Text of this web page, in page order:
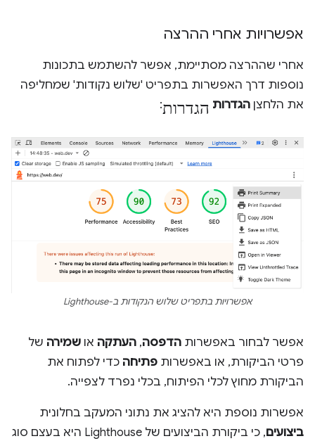
אפשרויות אחרי ההרצה
אחרי שההרצה מסתיימת, אפשר להשתמש בתכונות
נוספות דרך האפשרות בתפריט 'שלוש נקודות' שמחליפה
את הלחצן הגדרות הגדרות:
אפשרויות בתפריט שלוש הנקודות ב-Lighthouse
אפשר לבחור באפשרות הדפסה, העתקה או שמירה של
פרטי הביקורת, או באפשרות פתיחה כדי לפתוח את
הביקורת מחוץ לכלי הפיתוח, בכלי נפרד לצפייה.
אפשרות נוספת היא להציג את נתוני המעקב בחלונית
ביצועים
, כי ביקורת הביצועים של Lighthouse היא בעצם סוג